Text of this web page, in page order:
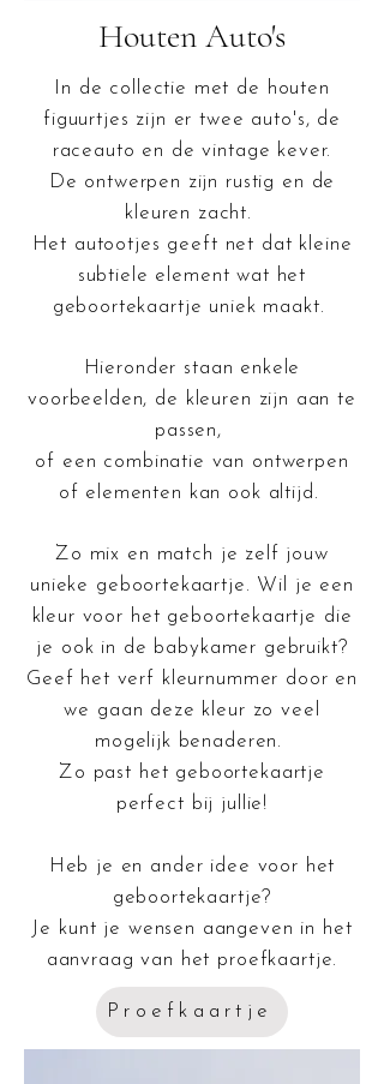
Houten Auto's
In de collectie met de houten
figuurtjes zijn er twee auto's, de
raceauto en de vintage kever.
De ontwerpen zijn rustig en de
kleuren zacht.
Het autootjes geeft net dat kleine
subtiele element wat het
geboortekaartje uniek maakt.
Hieronder staan enkele
voorbeelden, de kleuren zijn aan te
passen,
of een combinatie van ontwerpen
of elementen kan ook altijd.
Zo mix en match je zelf jouw
unieke geboortekaartje. Wil je een
kleur voor het geboortekaartje die
je ook in de babykamer gebruikt?
Geef het verf kleurnummer door en
we gaan deze kleur zo veel
mogelijk benaderen.
Zo past het geboortekaartje
perfect bij jullie!
Heb je en ander idee voor het
geboortekaartje?
Je kunt je wensen aangeven in het
aanvraag van het proefkaartje.
Proefkaartje